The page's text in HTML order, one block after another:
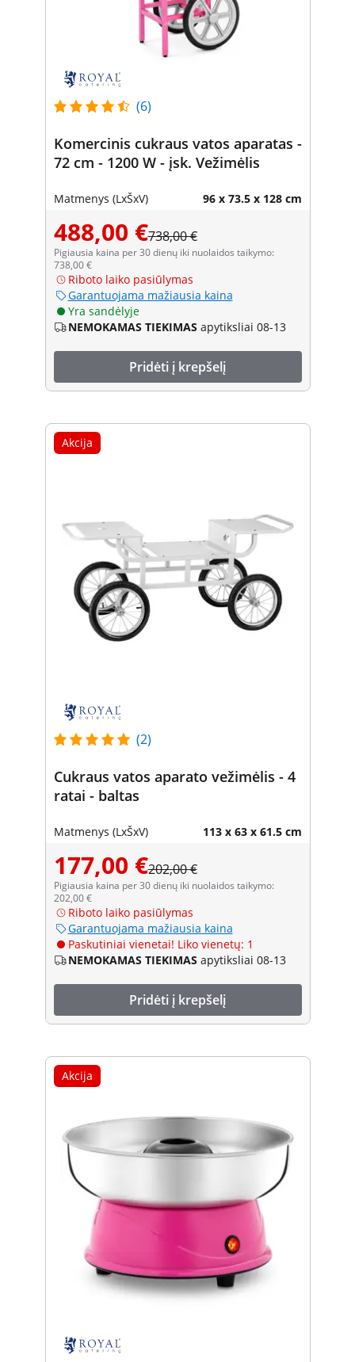
(6)
Komercinis cukraus vatos aparatas -
72 cm - 1200 W - įsk. Vežimėlis
Matmenys (LxŠxV) 96 x 73.5 x 128 cm
488,00 €738,00 €
Pigiausia kaina per 30 dienų iki nuolaidos taikymo:
738,00 €
Riboto laiko pasiūlymas
Garantuojama mažiausia kaina
Yra sandėlyje
NEMOKAMAS TIEKIMAS apytiksliai 08-13
Pridėti į krepšelį
Akcija
(2)
Cukraus vatos aparato vežimėlis - 4
ratai - baltas
Matmenys (LxŠxV) 113 x 63 x 61.5 cm
177,00 €202,00 €
Pigiausia kaina per 30 dienų iki nuolaidos taikymo:
202,00 €
Riboto laiko pasiūlymas
Garantuojama mažiausia kaina
Paskutiniai vienetai! Liko vienetų: 1
NEMOKAMAS TIEKIMAS apytiksliai 08-13
Pridėti į krepšelį
Akcija